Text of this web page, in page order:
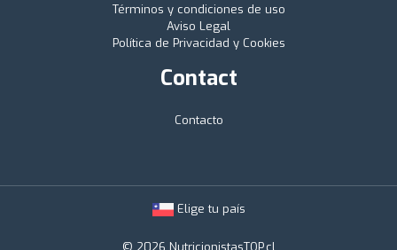
Términos y condiciones de uso
Aviso Legal
Política de Privacidad y Cookies
Contact
Contacto
Elige tu país
© 2026 NutricionistasTOP.cl